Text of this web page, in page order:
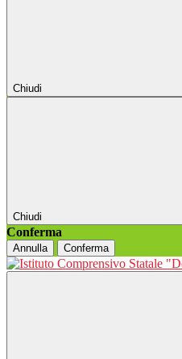
Chiudi
Chiudi
Conferma
Annulla Conferma